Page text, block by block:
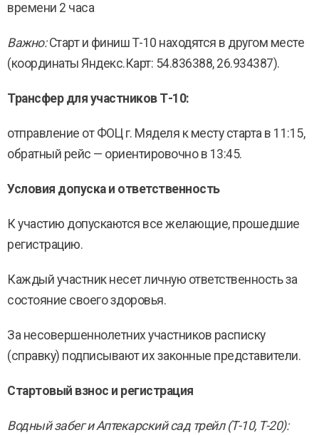
времени 2 часа
Важно:Старт и финиш Т-10 находятся в другом месте
(координаты Яндекс.Карт: 54.836388, 26.934387).
Трансфер для участников Т-10:
отправление от ФОЦ г. Мяделя к месту старта в 11:15,
обратный рейс — ориентировочно в 13:45.
Условия допуска и ответственность
К участию допускаются все желающие, прошедшие
регистрацию.
Каждый участник несет личную ответственность за
состояние своего здоровья.
За несовершеннолетних участников расписку
(справку) подписывают их законные представители.
Стартовый взнос и регистрация
Водный забег и Аптекарский сад трейл (Т-10, Т-20):